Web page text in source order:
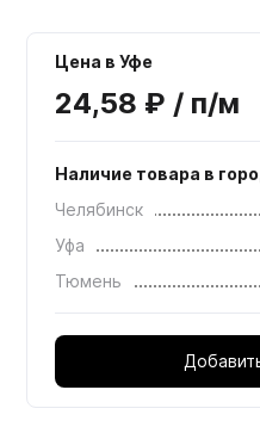
Цена в Уфе
24,58 ₽ / п/м
Наличие товара в
Челябинск
Уфа
Тюмень